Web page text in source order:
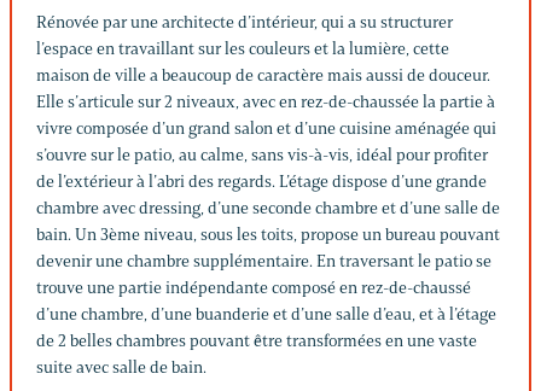
Rénovée par une architecte d’intérieur, qui a su structurer
l’espace en travaillant sur les couleurs et la lumière, cette
maison de ville a beaucoup de caractère mais aussi de douceur.
Elle s’articule sur 2 niveaux, avec en rez-de-chaussée la partie à
vivre composée d’un grand salon et d’une cuisine aménagée qui
s’ouvre sur le patio, au calme, sans vis-à-vis, idéal pour profiter
de l’extérieur à l’abri des regards. L’étage dispose d’une grande
chambre avec dressing, d’une seconde chambre et d’une salle de
bain. Un 3ème niveau, sous les toits, propose un bureau pouvant
devenir une chambre supplémentaire. En traversant le patio se
trouve une partie indépendante composé en rez-de-chaussé
d’une chambre, d’une buanderie et d’une salle d’eau, et à l’étage
de 2 belles chambres pouvant être transformées en une vaste
suite avec salle de bain.